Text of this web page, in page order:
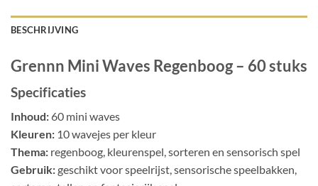
BESCHRIJVING
Grennn Mini Waves Regenboog – 60 stuks
Specificaties
Inhoud: 60 mini waves
Kleuren: 10 wavejes per kleur
Thema: regenboog, kleurenspel, sorteren en sensorisch spel
Gebruik:geschikt voor speelrijst, sensorische speelbakken,